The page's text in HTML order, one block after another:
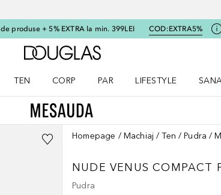
produse + 5% EXTRA la min. 399LEI COD:EXTRA5%
Către pagina principală
TEN
CORP
PAR
LIFESTYLE
Homepage Machiaj Ten Pudra
NUDE VENUS COMPACT
Pudra